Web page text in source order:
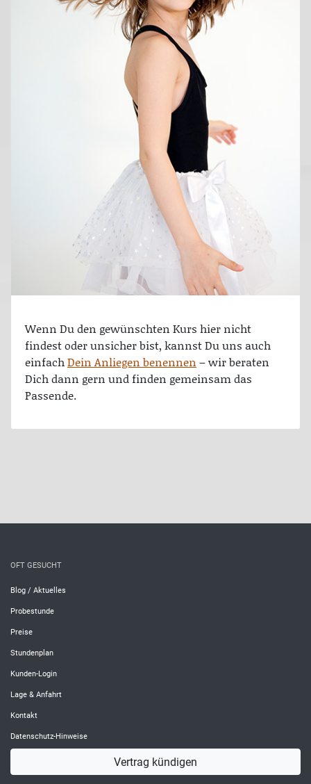
Wenn Du den gewünschten Kurs hier nicht
findest oder unsicher bist, kannst Du uns auch
einfachDein Anliegen benennen – wir beraten
Dich dann gern und finden gemeinsam das
Passende.
OFT GESUCHT
Blog / Aktuelles
Probestunde
Preise
Stundenplan
Kunden-Login
Lage & Anfahrt
Kontakt
Datenschutz-Hinweise
Vertrag kündigen